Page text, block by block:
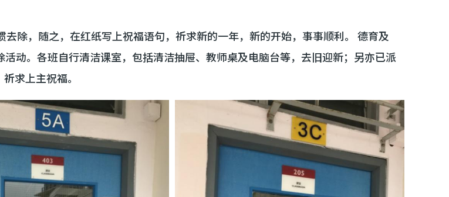
除，随之，在红纸写上祝福语句，祈求新的一年，新的开始，事事顺利。 德育及
动。各班自行清洁课室，包括清洁抽屉、教师桌及电脑台等，去旧迎新；另亦已派
求上主祝福。